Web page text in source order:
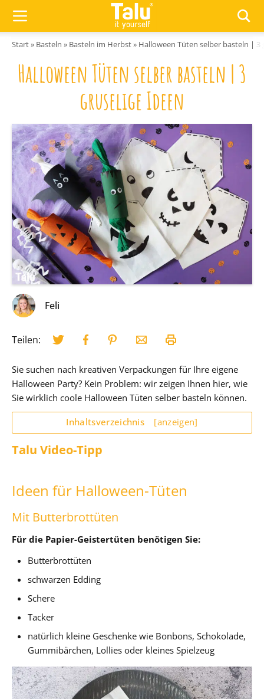
Start» Basteln » Basteln im Herbst» Halloween Tüten selber basteln | 3
Halloween Tüten selber basteln | 3
gruselige Ideen
Feli
Teilen:
Sie suchen nach kreativen Verpackungen für Ihre eigene
Halloween Party? Kein Problem: wir zeigen Ihnen hier, wie
Sie wirklich coole Halloween Tüten selber basteln können.
Inhaltsverzeichnis [anzeigen]
Talu Video-Tipp
Ideen für Halloween-Tüten
Mit Butterbrottüten
Für die Papier-Geistertüten benötigen Sie:
Butterbrottüten
schwarzen Edding
Schere
Tacker
natürlich kleine Geschenke wie Bonbons, Schokolade,
Gummibärchen, Lollies oder kleines Spielzeug